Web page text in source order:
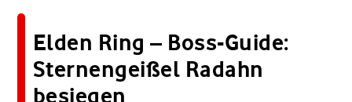
Elden Ring – Boss-Guide:
Sternengeißel Radahn
besiegen